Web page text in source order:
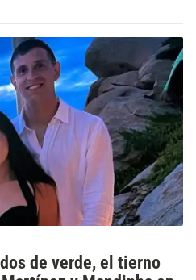
de verde, el tierno